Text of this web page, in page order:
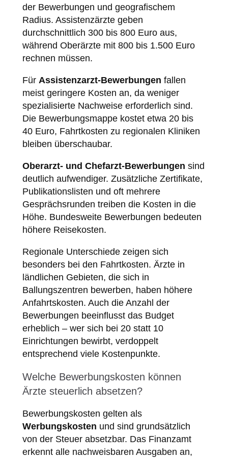
der Bewerbungen und geografischem
Radius. Assistenzärzte geben
durchschnittlich 300 bis 800 Euro aus,
während Oberärzte mit 800 bis 1.500 Euro
rechnen müssen.
Für Assistenzarzt-Bewerbungen fallen
meist geringere Kosten an, da weniger
spezialisierte Nachweise erforderlich sind.
Die Bewerbungsmappe kostet etwa 20 bis
40 Euro, Fahrtkosten zu regionalen Kliniken
bleiben überschaubar.
Oberarzt- und Chefarzt-Bewerbungen sind
deutlich aufwendiger. Zusätzliche Zertifikate,
Publikationslisten und oft mehrere
Gesprächsrunden treiben die Kosten in die
Höhe. Bundesweite Bewerbungen bedeuten
höhere Reisekosten.
Regionale Unterschiede zeigen sich
besonders bei den Fahrtkosten. Ärzte in
ländlichen Gebieten, die sich in
Ballungszentren bewerben, haben höhere
Anfahrtskosten. Auch die Anzahl der
Bewerbungen beeinflusst das Budget
erheblich – wer sich bei 20 statt 10
Einrichtungen bewirbt, verdoppelt
entsprechend viele Kostenpunkte.
Welche Bewerbungskosten können
Ärzte steuerlich absetzen?
Bewerbungskosten gelten als
Werbungskosten und sind grundsätzlich
von der Steuer absetzbar. Das Finanzamt
erkennt alle nachweisbaren Ausgaben an,